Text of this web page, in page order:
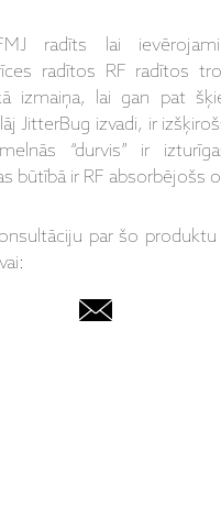
radīts lai
radītos RF radītos
izmaiņa, lai gan pat
JitterBug izvadi, ir
“durvis” ir
būtībā ir RF absorbējošs
par šo